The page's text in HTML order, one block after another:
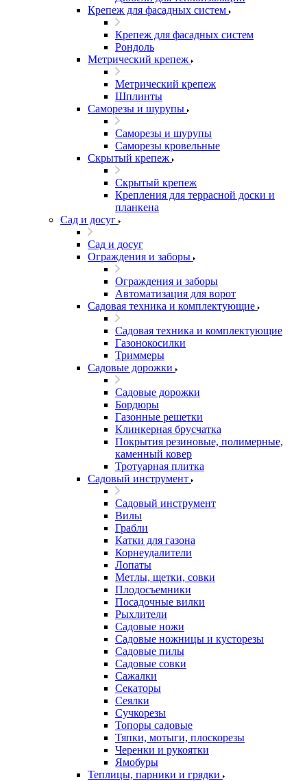
Крепеж для фасадных систем
Крепеж для фасадных систем
Рондоль
Метрический крепеж
Метрический крепеж
Шплинты
Саморезы и шурупы
Саморезы и шурупы
Саморезы кровельные
Скрытый крепеж
Скрытый крепеж
Крепления для террасной доски и
планкена
Сад и досуг
Сад и досуг
Ограждения и заборы
Ограждения и заборы
Автоматизация для ворот
Садовая техника и комплектующие
Садовая техника и комплектующие
Газонокосилки
Триммеры
Садовые дорожки
Садовые дорожки
Бордюры
Газонные решетки
Клинкерная брусчатка
Покрытия резиновые, полимерные,
каменный ковер
Тротуарная плитка
Садовый инструмент
Садовый инструмент
Вилы
Грабли
Катки для газона
Корнеудалители
Лопаты
Метлы, щетки, совки
Плодосъемники
Посадочные вилки
Рыхлители
Садовые ножи
Садовые ножницы и кусторезы
Садовые пилы
Садовые совки
Сажалки
Секаторы
Сеялки
Сучкорезы
Топоры садовые
Тяпки, мотыги, плоскорезы
Черенки и рукоятки
Ямобуры
Теплицы, парники и грядки